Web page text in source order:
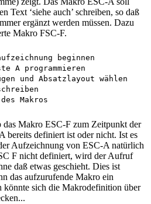
Text ‘siehe auch’ schreiben, so daß
ergänzt werden müssen. Dazu
Makro FSC-F.
das Makro ESC-F zum Zeitpunkt der
bereits definiert ist oder nicht. Ist es
Aufzeichnung von ESC-A natürlich
F nicht definiert, wird der Aufruf
daß etwas geschieht. Dies ist
das aufzurufende Makro ein
könnte sich die Makrodefinition über